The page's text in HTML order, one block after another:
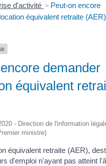
d'activité > Peut-on encore
équivalent retraite
demander
équivalent
- Direction de l'information
ministre)
équivalent retraite (AER),
d'emploi n'ayant pas atteint